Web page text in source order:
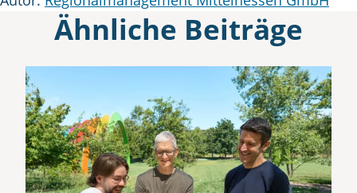
Ähnliche Beiträge